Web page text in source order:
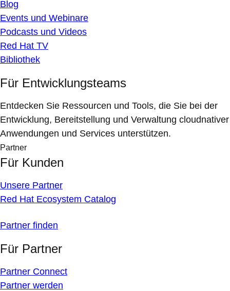
Blog
Events und Webinare
Podcasts und Videos
Red Hat TV
Bibliothek
Für Entwicklungsteams
Entdecken Sie Ressourcen und Tools, die Sie bei der
Entwicklung, Bereitstellung und Verwaltung cloudnativer
Anwendungen und Services unterstützen.
Partner
Für Kunden
Unsere Partner
Red Hat Ecosystem Catalog
Partner finden
Für Partner
Partner Connect
Partner werden